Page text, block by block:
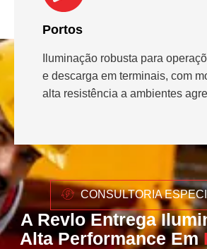
Portos
Iluminação robusta para
e descarga em terminais, com
alta resistência a ambientes
CONSULTORIA
A Revlo Entrega
Alta Performance Em